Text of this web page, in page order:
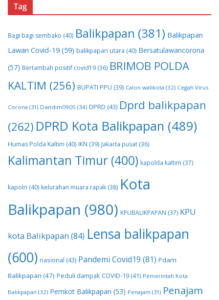
Tag
Bagi bagi sembako (40) Balikpapan (381) Balikpapan
Lawan Covid-19 (59) balikpapan utara (40) Bersatulawancorona
(57) Bertambah positif covid19 (36) BRIMOB POLDA
KALTIM (256) BUPATI PPU (39) Calon walikota (32) Cegah Virus
Corona (31) Dandim0905 (34) DPRD (43) Dprd balikpapan
(262) DPRD Kota Balikpapan (489)
Humas Polda Kaltim (40) IKN (39) Jakarta pusat (36)
Kalimantan Timur (400) kapolda kaltim (37)
kapolri (40) kelurahan muara rapak (38) Kota
Balikpapan (980) KPUBALIKPAPAN (37) KPU
kota Balikpapan (84) Lensa balikpapan
(600) nasional (43) Pandemi Covid19 (81) Pdam
Balikpapan (47) Peduli dampak COVID-19 (41) Pemerintah Kota
Balikpapan (32) Pemkot Balikpapan (53) Penajam (31) Penajam